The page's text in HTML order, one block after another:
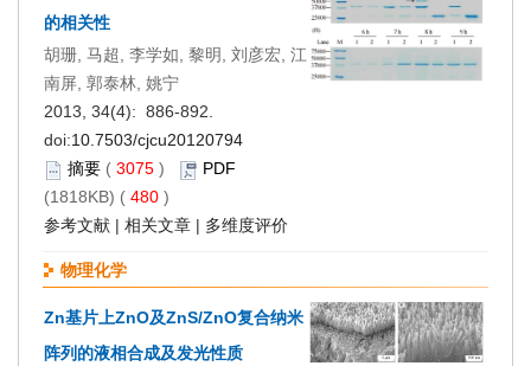
的相关性
胡珊, 马超, 李学如, 黎明, 刘彦宏, 江
南屏, 郭泰林, 姚宁
2013, 34(4): 886-892.
doi:10.7503/cjcu20120794
摘要 ( 3075 )
PDF
(1818KB) ( 480 )
参考文献 | 相关文章 | 多维度评价
物理化学
Zn基片上ZnO及ZnS/ZnO复合纳米
阵列的液相合成及发光性质